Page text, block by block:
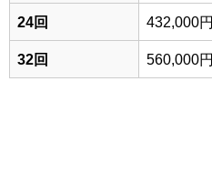
24回 432,000円
32回 560,000円